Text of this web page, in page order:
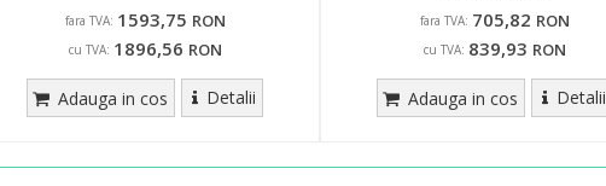
fara TVA: 1593,75 RON
cu TVA: 1896,56 RON
Adauga in cos Detalii
fara TVA: 705,82 RON
cu TVA: 839,93 RON
Adauga in cos Detalii